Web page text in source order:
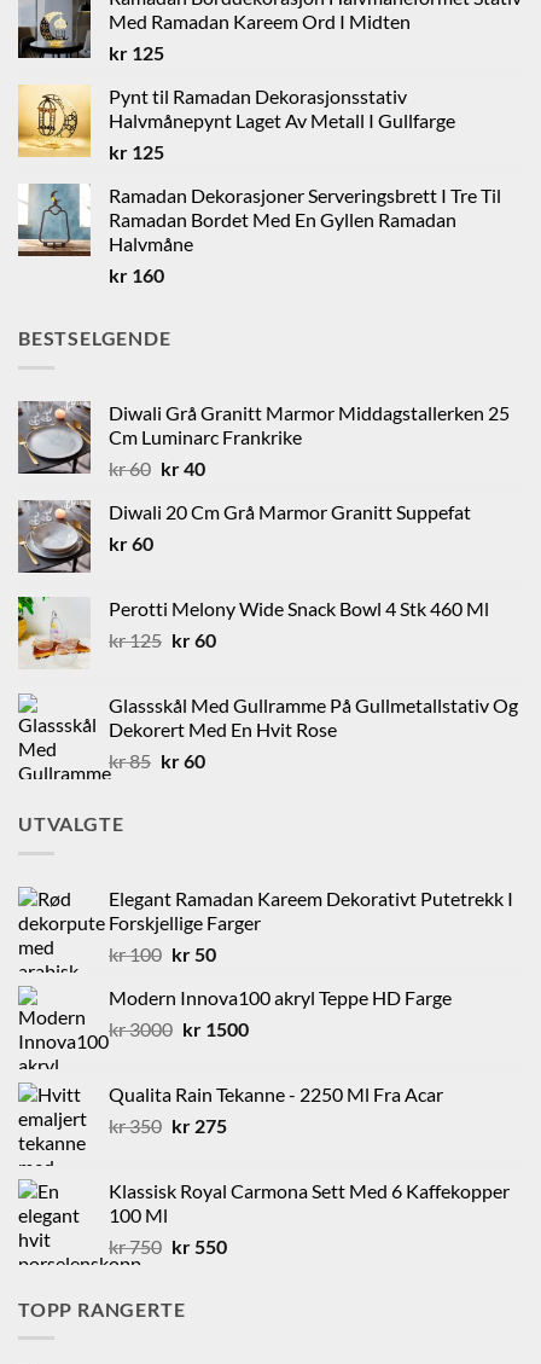
kr 1650.kr 1250.
Med Ramadan Kareem Ord I Midten
kr 125
Pynt til Ramadan Dekorasjonsstativ
Halvmånepynt Laget Av Metall I Gullfarge
kr 125
Ramadan Dekorasjoner Serveringsbrett I Tre Til
Ramadan Bordet Med En Gyllen Ramadan
Halvmåne
kr 160
BESTSELGENDE
Diwali Grå Granitt Marmor Middagstallerken 25
Cm Luminarc Frankrike
kr60 Opprinnelig
var:
kr40Nåværende
er:
Diwali 20 Cm Grå Marmor Granitt Suppefat
kr60
Perotti Melony Wide Snack Bowl 4 Stk 460 Ml
kr125 Opprinnelig
kr 125.
kr60Nåværende
kr 60.
Glassskål Med Gullramme På Gullmetallstativ Og
Dekorert Med En Hvit Rose
kr85 Opprinnelig
kr60Nåværende
UTVALGTE
Elegant Ramadan Kareem Dekorativt Putetrekk I
Forskjellige Farger
kr100 Opprinnelig
var:
kr 100.
kr50Nåværende
er:
kr 50.
Modern Innova100 akryl Teppe HD Farge
kr3000 Opprinnelig
kr 3000.
kr1500Nåværende
kr 1500.
Qualita Rain Tekanne - 2250 Ml Fra Acar
kr350 Opprinnelig
kr 350.
kr275Nåværende
kr 275.
Klassisk Royal Carmona Sett Med 6 Kaffekopper
100 Ml
kr750 Opprinnelig
kr 750.
kr550Nåværende
TOPP RANGERTE